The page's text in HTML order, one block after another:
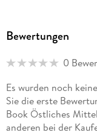
kulturelles und
Bewertungen
0
Es wurden noch
Sie die erste
Book Östliches
anderen bei der